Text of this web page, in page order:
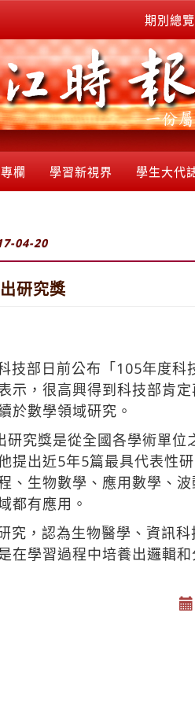
期別總
欄 學習新視界 學生大代
04-20
研究獎
技部日前公布「105年度
示，很高興得到科技部肯
於數學領域研究。
研究獎是從全國各學術單
提出近5年5篇最具代表性
、生物數學、應用數學、
都有應用。
究，認為生物醫學、資訊
在學習過程中培養出邏輯